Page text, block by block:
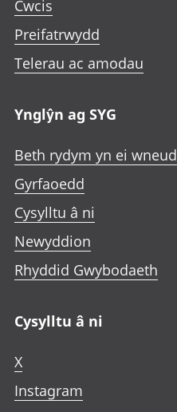
Cwcis
Preifatrwydd
Telerau ac amodau
Ynglŷn ag SYG
Beth rydym yn ei wneud
Gyrfaoedd
Cysylltu â ni
Newyddion
Rhyddid Gwybodaeth
Cysylltu â ni
X
Instagram